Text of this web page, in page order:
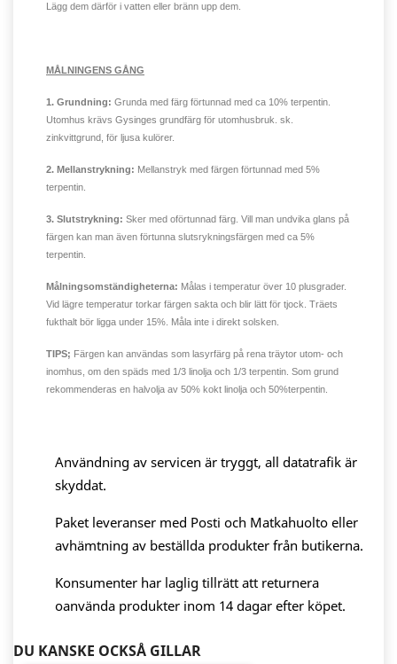
Lägg dem därför i vatten eller bränn upp dem.
MÅLNINGENS GÅNG
1. Grundning: Grunda med färg förtunnad med ca 10% terpentin.
Utomhus krävs Gysinges grundfärg för utomhusbruk. sk.
zinkvittgrund, för ljusa kulörer.
2. Mellanstrykning: Mellanstryk med färgen förtunnad med 5%
terpentin.
3. Slutstrykning: Sker med oförtunnad färg. Vill man undvika glans på
färgen kan man även förtunna slutsrykningsfärgen med ca 5%
terpentin.
Målningsomständigheterna: Målas i temperatur över 10 plusgrader.
Vid lägre temperatur torkar färgen sakta och blir lätt för tjock. Träets
fukthalt bör ligga under 15%. Måla inte i direkt solsken.
TIPS; Färgen kan användas som lasyrfärg på rena träytor utom- och
inomhus, om den späds med 1/3 linolja och 1/3 terpentin. Som grund
rekommenderas en halvolja av 50% kokt linolja och 50%terpentin.
Användning av servicen är tryggt, all datatrafik är
skyddat.
Paket leveranser med Posti och Matkahuolto eller
avhämtning av beställda produkter från butikerna.
Konsumenter har laglig tillrätt att returnera
oanvända produkter inom 14 dagar efter köpet.
DU KANSKE OCKSÅ GILLAR